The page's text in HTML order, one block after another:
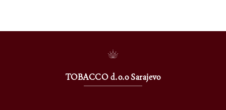
TOBACCO d.o.o Sarajevo